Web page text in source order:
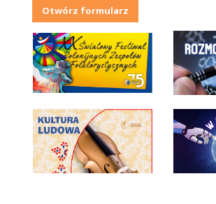
Otwórz formularz